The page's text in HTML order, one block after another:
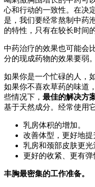
心和行动的一致性。在决
是，我们要经常熬制中药
的特性，只有在较长时间
中药治疗的效果也可能会
分的现成药物的效果要弱。
如果你是一个忙碌的人，
如果你不喜欢草药的味道
些情况下， 最佳的解决方
基于天然成分。经常使用
乳房体积的增加。
改善体型，更好地提
乳房和颈部皮肤更光
更好的收紧、更有弹
丰胸最密集的工作准备。